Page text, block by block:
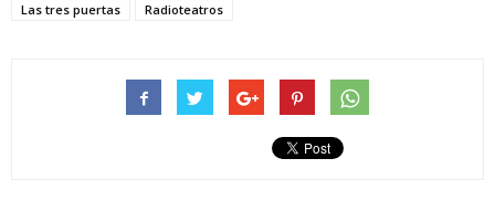
Las tres puertas
Radioteatros